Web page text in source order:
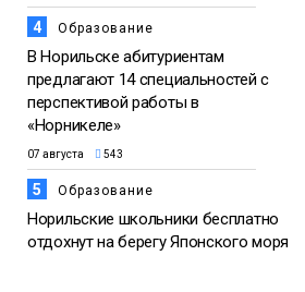
4 Образование
В Норильске абитуриентам
предлагают 14 специальностей с
перспективой работы в
«Норникеле»
07 августа 543
5 Образование
Норильские школьники бесплатно
отдохнут на берегу Японского моря